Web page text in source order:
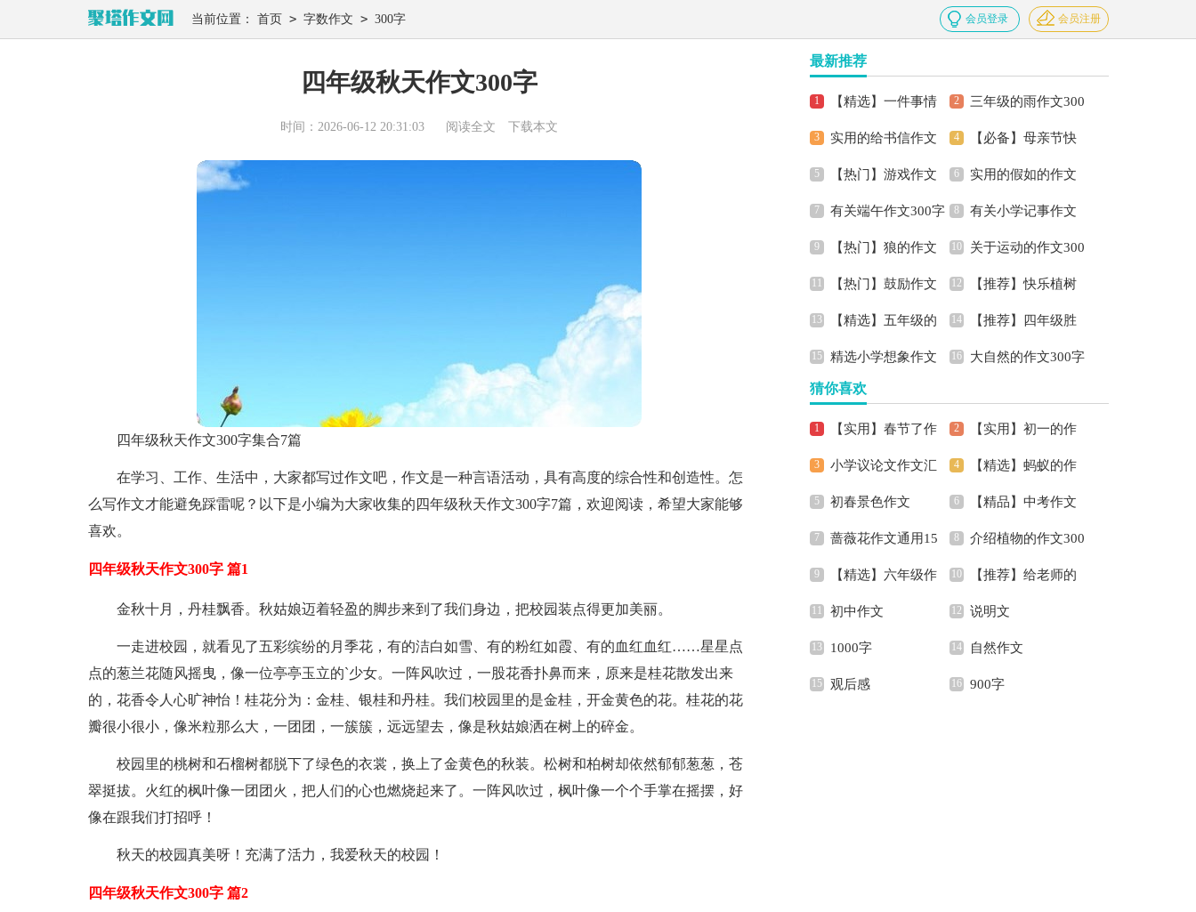
当前位置： 首页 > 字数作文 > 300字 会员登录 会员注册
四年级秋天作文300字
时间：2026-06-12 20:31:03 阅读全文 下载本文
四年级秋天作文300字集合7篇
在学习、工作、生活中，大家都写过作文吧，作文是一种言语活动，具有高度的综合性和创造性。怎
么写作文才能避免踩雷呢？以下是小编为大家收集的四年级秋天作文300字7篇，欢迎阅读，希望大家能够
喜欢。
四年级秋天作文300字 篇1
金秋十月，丹桂飘香。秋姑娘迈着轻盈的脚步来到了我们身边，把校园装点得更加美丽。
一走进校园，就看见了五彩缤纷的月季花，有的洁白如雪、有的粉红如霞、有的血红血红……星星点
点的葱兰花随风摇曳，像一位亭亭玉立的`少女。一阵风吹过，一股花香扑鼻而来，原来是桂花散发出来
的，花香令人心旷神怡！桂花分为：金桂、银桂和丹桂。我们校园里的是金桂，开金黄色的花。桂花的花
瓣很小很小，像米粒那么大，一团团，一簇簇，远远望去，像是秋姑娘洒在树上的碎金。
校园里的桃树和石榴树都脱下了绿色的衣裳，换上了金黄色的秋装。松树和柏树却依然郁郁葱葱，苍
翠挺拔。火红的枫叶像一团团火，把人们的心也燃烧起来了。一阵风吹过，枫叶像一个个手掌在摇摆，好
像在跟我们打招呼！
秋天的校园真美呀！充满了活力，我爱秋天的校园！
四年级秋天作文300字 篇2
最新推荐
【精选】一件事情
的作文300字四篇
三年级的雨作文300
字四篇
实用的给书信作文
300字汇总八篇
【必备】母亲节快
乐的作文300字3篇
【热门】游戏作文
300字四篇
实用的假如的作文
300字3篇
有关端午作文300字
4篇
有关小学记事作文
300字3篇
【热门】狼的作文
300字七篇
关于运动的作文300
字集合6篇
【热门】鼓励作文
300字集合六篇
【推荐】快乐植树
节的作文300字七篇
【精选】五年级的
作文300字汇总6篇
【推荐】四年级胜
似亲人作文300字锦集6
精选小学想象作文
300字锦集八篇
大自然的作文300字
猜你喜欢
【实用】春节了作
文400字4篇
【实用】初一的作
文锦集5篇
小学议论文作文汇
编六篇
【精选】蚂蚁的作
文300字四篇
初春景色作文 【精品】中考作文
汇编六篇
蔷薇花作文通用15
篇
介绍植物的作文300
字8篇
【精选】六年级作
文汇总9篇
【推荐】给老师的
书信作文300字集锦六
篇
初中作文 说明文
1000字 自然作文
观后感 900字